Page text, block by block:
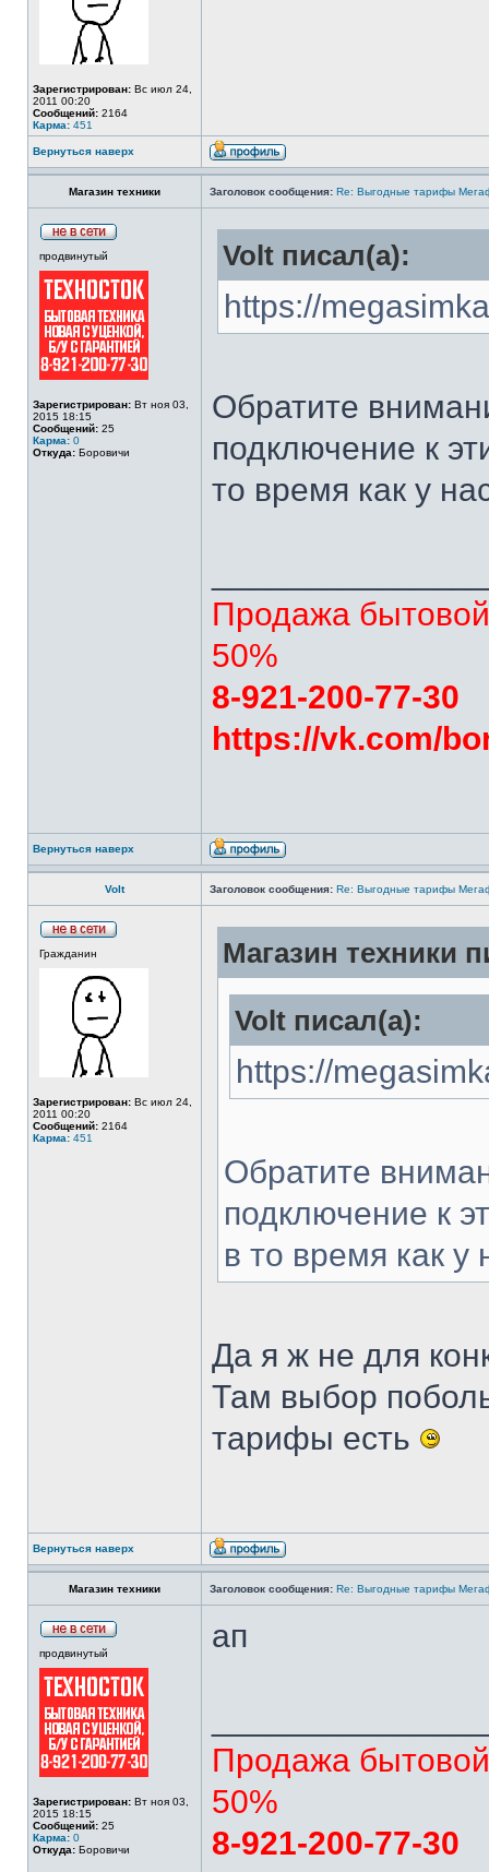
Зарегистрирован: Вс июл 24,
2011 00:20
Сообщений: 2164
Карма: 451
Вернуться наверх
Магазин техники Заголовок сообщения: Re: Выгодные тарифы
продвинутый
Зарегистрирован: Вт ноя 03,
2015 18:15
Сообщений: 25
Карма: 0
Откуда: Боровичи
Volt писал(а):
https://
Обратите
подключение к
то время как у
Продажа бытовой
50%
8-921-200-77-30
https://vk.com/
Вернуться наверх
Volt Заголовок сообщения: Re: Выгодные тарифы
Гражданин
Зарегистрирован: Вс июл 24,
2011 00:20
Сообщений: 2164
Карма: 451
Магазин техники
Volt писал(а):
https://
Обратите
подключение к
в то время как у
Да я ж не для
Там выбор
тарифы есть
Вернуться наверх
Магазин техники Заголовок сообщения: Re: Выгодные тарифы
продвинутый
Зарегистрирован: Вт ноя 03,
2015 18:15
Сообщений: 25
Карма: 0
Откуда: Боровичи
ап
Продажа бытовой
50%
8-921-200-77-30